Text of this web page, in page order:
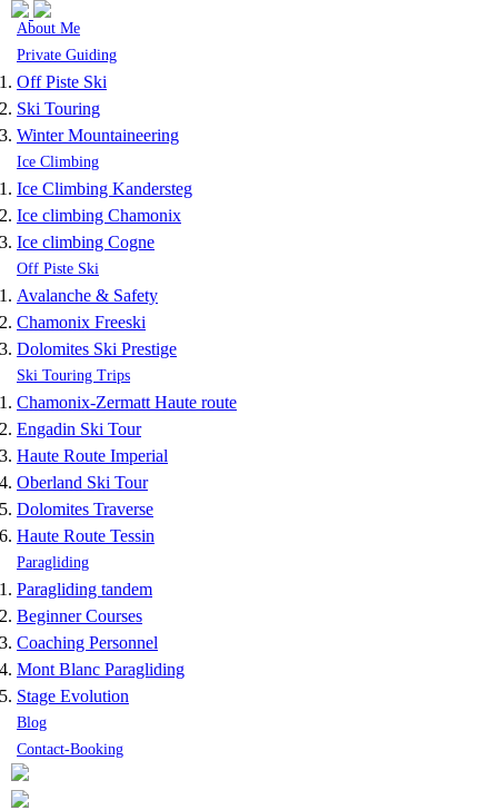
Skip to navigation
Skip to main content
About Me
Private Guiding
Off Piste Ski
Ski Touring
Winter Mountaineering
Ice Climbing
Ice Climbing Kandersteg
Ice climbing Chamonix
Ice climbing Cogne
Off Piste Ski
Avalanche & Safety
Chamonix Freeski
Dolomites Ski Prestige
Ski Touring Trips
Chamonix-Zermatt Haute route
Engadin Ski Tour
Haute Route Imperial
Oberland Ski Tour
Dolomites Traverse
Haute Route Tessin
Paragliding
Paragliding tandem
Beginner Courses
Coaching Personnel
Mont Blanc Paragliding
Stage Evolution
Blog
Contact-Booking